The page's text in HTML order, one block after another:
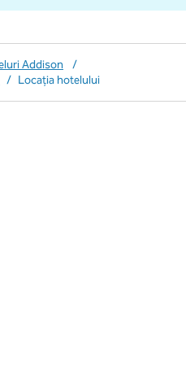
Addison
/
/ Locația hotelului